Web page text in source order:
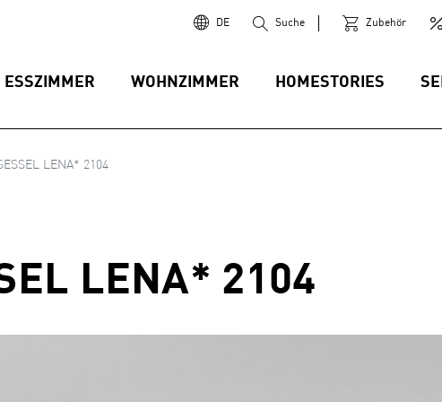
DE Suche Zubehör
ESSZIMMER WOHNZIMMER HOMESTORIES
LENA* 2104
LENA* 2104